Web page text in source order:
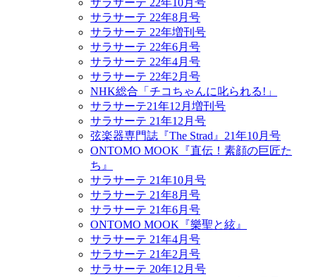
サラサーテ 22年10月号
サラサーテ 22年8月号
サラサーテ 22年増刊号
サラサーテ 22年6月号
サラサーテ 22年4月号
サラサーテ 22年2月号
NHK総合「チコちゃんに叱られる!」
サラサーテ21年12月増刊号
サラサーテ 21年12月号
弦楽器専門誌『The Strad』21年10月号
ONTOMO MOOK『直伝！素顔の巨匠た
ち』
サラサーテ 21年10月号
サラサーテ 21年8月号
サラサーテ 21年6月号
ONTOMO MOOK『樂聖と絃』
サラサーテ 21年4月号
サラサーテ 21年2月号
サラサーテ 20年12月号